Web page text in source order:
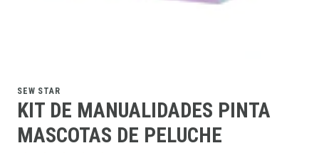
SEW STAR
KIT DE MANUALIDADES PINTA
MASCOTAS DE PELUCHE